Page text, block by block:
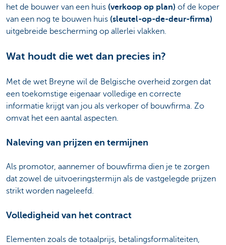
het de bouwer van een huis (verkoop op plan) of de koper
van een nog te bouwen huis (sleutel-op-de-deur-firma)
uitgebreide bescherming op allerlei vlakken.
Wat houdt die wet dan precies in?
Met de wet Breyne wil de Belgische overheid zorgen dat
een toekomstige eigenaar volledige en correcte
informatie krijgt van jou als verkoper of bouwfirma. Zo
omvat het een aantal aspecten.
Naleving van prijzen en termijnen
Als promotor, aannemer of bouwfirma dien je te zorgen
dat zowel de uitvoeringstermijn als de vastgelegde prijzen
strikt worden nageleefd.
Volledigheid van het contract
Elementen zoals de totaalprijs, betalingsformaliteiten,